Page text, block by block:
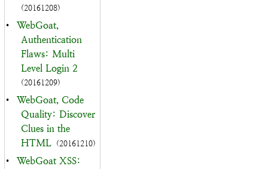
(20161208)
•
WebGoat,
Authentication
Flaws: Multi
Level Login 2
(20161209)
•
WebGoat, Code
Quality: Discover
Clues in the
HTML (20161210)
•
WebGoat XSS: